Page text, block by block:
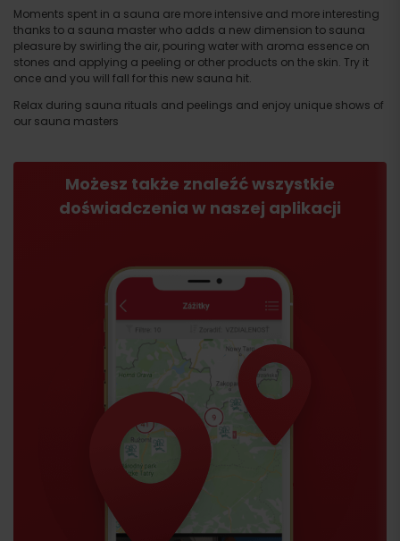
Moments spent in a sauna are more intensive and more interesting
thanks to a sauna master who adds a new dimension to sauna
pleasure by swirling the air, pouring water with aroma essence on
stones and applying a peeling or other products on the skin. Try it
once and you will fall for this new sauna hit.
Relax during sauna rituals and peelings and enjoy unique shows of
our sauna masters
Możesz także znaleźć wszystkie
doświadczenia w naszej aplikacji